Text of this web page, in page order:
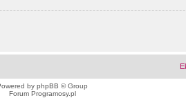
by phpBB © Group
Forum Programosy.pl